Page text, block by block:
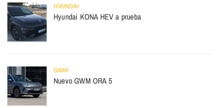
HYUNDAI
Hyundai KONA HEV a prueba
GWM
Nuevo GWM ORA 5